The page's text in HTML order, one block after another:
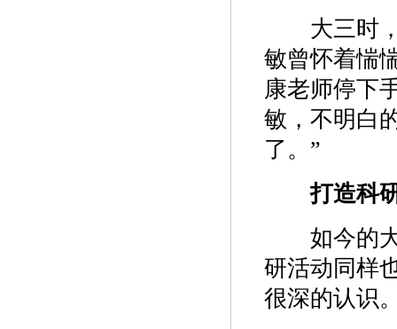
大三时，
敏曾怀着惴
康老师停下
敏，不明白
了。”
打造科
如今的大
研活动同样
很深的认识